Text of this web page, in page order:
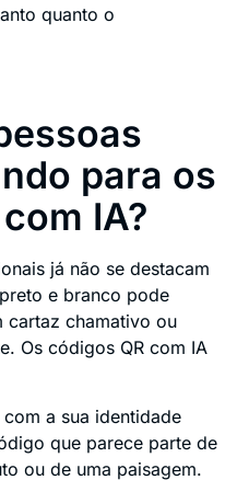
quanto o
para os
IA?
já não se destacam
e branco pode
cartaz chamativo ou
Os códigos QR com IA
a sua identidade
que parece parte de
ou de uma paisagem.